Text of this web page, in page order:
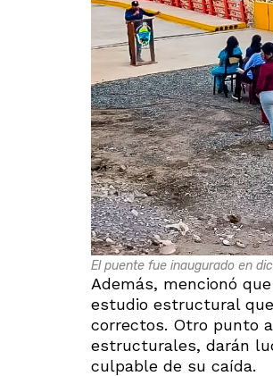
El puente fue inaugurado en
Además, mencionó
estudio estructural
correctos. Otro punto
estructurales, darán
culpable de su caída.